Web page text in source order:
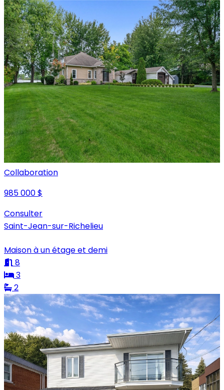
Collaboration
985 000 $
Consulter
Saint-Jean-sur-Richelieu
Maison à un étage et demi
8
3
2